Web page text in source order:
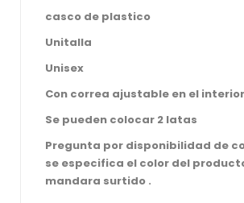
casco de plastico
Unitalla
Unisex
Con correa ajustable en el
Se pueden colocar 2 latas
Pregunta por disponibilidad de
se especifica el color del
mandara surtido .